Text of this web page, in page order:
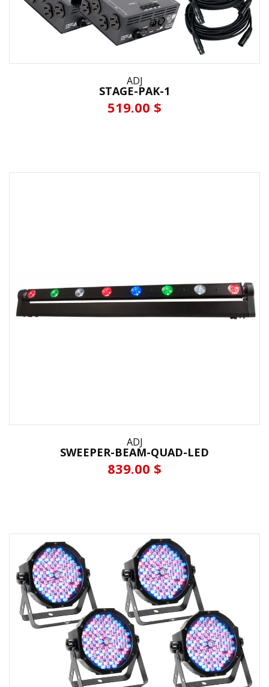
ADJ
STAGE-PAK-1
519.00 $
ADJ
SWEEPER-BEAM-QUAD-LED
839.00 $